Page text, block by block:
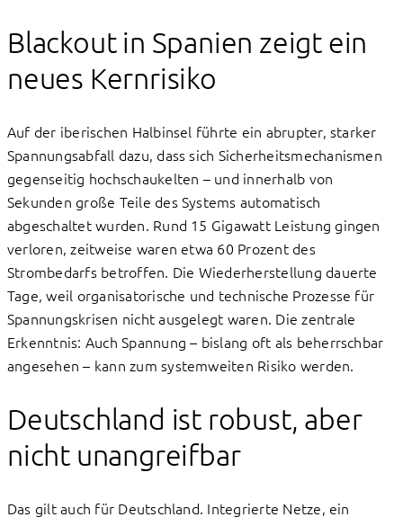
Blackout in Spanien zeigt ein
neues Kernrisiko
Auf der iberischen Halbinsel führte ein abrupter, starker
Spannungsabfall dazu, dass sich Sicherheitsmechanismen
gegenseitig hochschaukelten – und innerhalb von
Sekunden große Teile des Systems automatisch
abgeschaltet wurden. Rund 15 Gigawatt Leistung gingen
verloren, zeitweise waren etwa 60 Prozent des
Strombedarfs betroffen. Die Wiederherstellung dauerte
Tage, weil organisatorische und technische Prozesse für
Spannungskrisen nicht ausgelegt waren. Die zentrale
Erkenntnis: Auch Spannung – bislang oft als beherrschbar
angesehen – kann zum systemweiten Risiko werden.
Deutschland ist robust, aber
nicht unangreifbar
Das gilt auch für Deutschland. Integrierte Netze, ein